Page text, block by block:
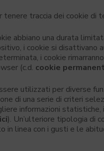
tenere traccia dei cookie
abbiano una durata
i cookie si disattivano
i cookie
(c.d. cookie
utilizzati per diverse
di una serie di criteri
informazioni
). Un’ulteriore tipologia di
in linea con i gusti e le